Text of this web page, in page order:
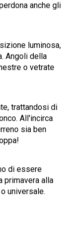
anche gli
luminosa,
Angoli della
o vetrate
trattandosi di
All'incirca
sia ben
di essere
primavera alla
universale.